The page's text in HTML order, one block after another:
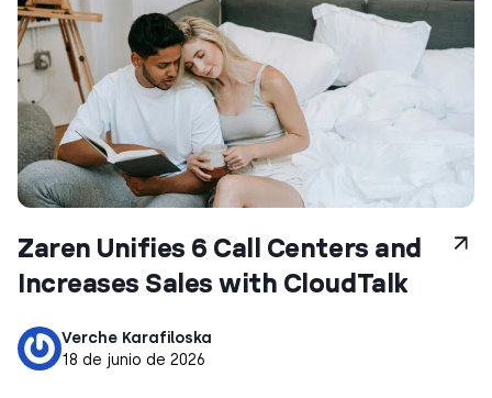
Zaren Unifies 6 Call Centers and
Increases Sales with CloudTalk
Verche Karafiloska
18 de junio de 2026